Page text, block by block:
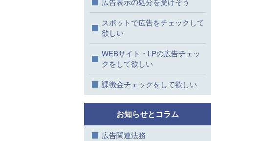
スポットで広告をチェックして
欲しい
WEBサイト・LPの広告チェッ
クをして欲しい
課徴金チェックをして欲しい
お知らせとコラム
広告関連法務